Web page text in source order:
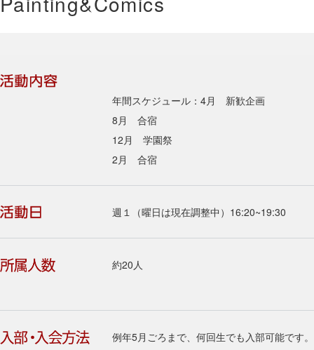
年間スケジュール：4月 新歓企画
8月 合宿
12月 学園祭
2月 合宿
週１（曜日は現在調整中）16:20~19:30
約20人
例年5月ごろまで、何回生でも入部可能です。